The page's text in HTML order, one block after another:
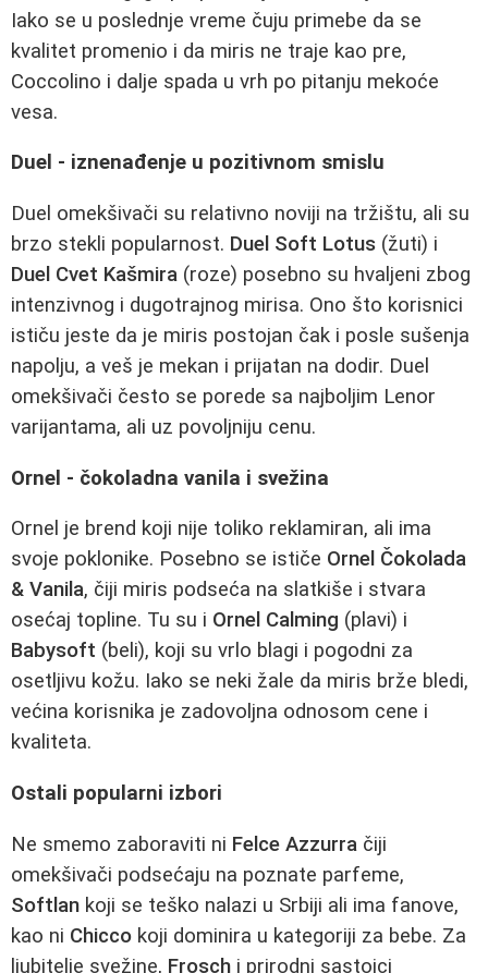
Iako se u poslednje vreme čuju primebe da se
kvalitet promenio i da miris ne traje kao pre,
Coccolino i dalje spada u vrh po pitanju mekoće
vesa.
Duel - iznenađenje u pozitivnom smislu
Duel omekšivači su relativno noviji na tržištu, ali su
brzo stekli popularnost. Duel Soft Lotus (žuti) i
Duel Cvet Kašmira (roze) posebno su hvaljeni zbog
intenzivnog i dugotrajnog mirisa. Ono što korisnici
ističu jeste da je miris postojan čak i posle sušenja
napolju, a veš je mekan i prijatan na dodir. Duel
omekšivači često se porede sa najboljim Lenor
varijantama, ali uz povoljniju cenu.
Ornel - čokoladna vanila i svežina
Ornel je brend koji nije toliko reklamiran, ali ima
svoje poklonike. Posebno se ističe Ornel Čokolada
& Vanila, čiji miris podseća na slatkiše i stvara
osećaj topline. Tu su i Ornel Calming (plavi) i
Babysoft (beli), koji su vrlo blagi i pogodni za
osetljivu kožu. Iako se neki žale da miris brže bledi,
većina korisnika je zadovoljna odnosom cene i
kvaliteta.
Ostali popularni izbori
Ne smemo zaboraviti ni Felce Azzurra čiji
omekšivači podsećaju na poznate parfeme,
Softlan koji se teško nalazi u Srbiji ali ima fanove,
kao ni Chicco koji dominira u kategoriji za bebe. Za
ljubitelje svežine, Frosch i prirodni sastojci